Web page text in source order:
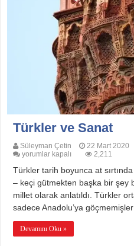
Türkler ve Sanat
Süleyman Çetin 22 Mart 2020
Türkler
Sanat
için
yorumlar kapalı 2,211
Türkler tarih boyunca at
– keçi gütmekten başka bir şey
millet olarak anlatıldı. Türkler
sadece Anadolu’ya
Devamını Oku »